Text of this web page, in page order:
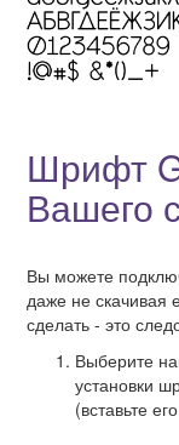
Шрифт
Вашего
Вы можете
даже не скачивая
сделать - это
Выберите
установки
(вставьте